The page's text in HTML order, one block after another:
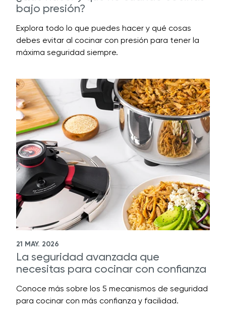
bajo presión?
Explora todo lo que puedes hacer y qué cosas
debes evitar al cocinar con presión para tener la
máxima seguridad siempre.
21 MAY. 2026
La seguridad avanzada que
necesitas para cocinar con confianza
Conoce más sobre los 5 mecanismos de seguridad
para cocinar con más confianza y facilidad.